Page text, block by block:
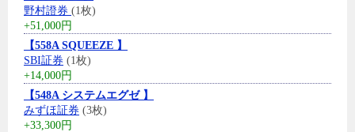
野村證券 (1枚)
+51,000円
【558A SQUEEZE 】
SBI証券 (1枚)
+14,000円
【548A システムエグゼ 】
みずほ証券 (3枚)
+33,300円